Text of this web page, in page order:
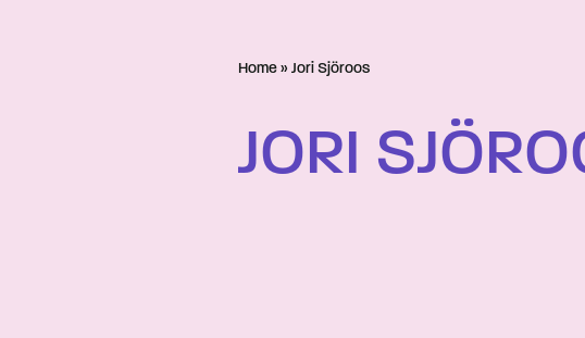
Home » Jori Sjöroos
JORI